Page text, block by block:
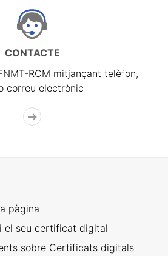
CONTACTE
RCM mitjançant telèfon,
correu electrònic
pàgina
el seu certificat digital
sobre Certificats digitals